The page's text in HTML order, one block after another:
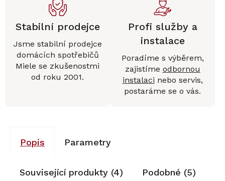
Stabilní prodejce
Jsme stabilní prodejce
domácích spotřebičů
Miele se zkušenostmi
od roku 2001.
Profi služby a
instalace
Poradíme s výběrem,
zajistíme odbornou
instalaci nebo servis,
postaráme se o vás.
Popis Parametry
Související produkty (4) Podobné (5)